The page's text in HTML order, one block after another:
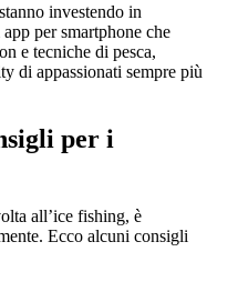
investendo in
per smartphone che
e tecniche di pesca,
di appassionati sempre più
per i
all’ice fishing, è
Ecco alcuni consigli